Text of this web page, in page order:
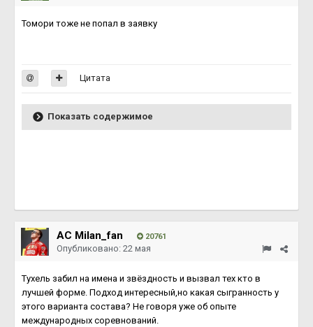
Томори тоже не попал в заявку
Цитата
Показать содержимое
AC Milan_fan 20761
Опубликовано: 22 мая
Тухель забил на имена и звёздность и вызвал тех кто в
лучшей форме. Подход интересный,но какая сыгранность у
этого варианта состава? Не говоря уже об опыте
международных соревнований.